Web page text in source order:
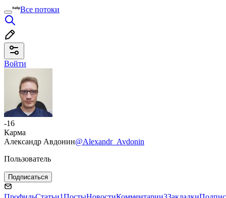
Все потоки
Войти
-16
Карма
Александр Авдонин@Alexandr_Avdonin
Пользователь
Подписаться